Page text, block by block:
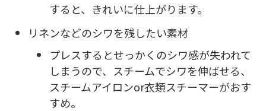
すると、きれいに仕上がります。
リネンなどのシワを残したい素材
プレスするとせっかくのシワ感が失われて
しまうので、スチームでシワを伸ばせる、
スチームアイロンor衣類スチーマーがおす
すめ。